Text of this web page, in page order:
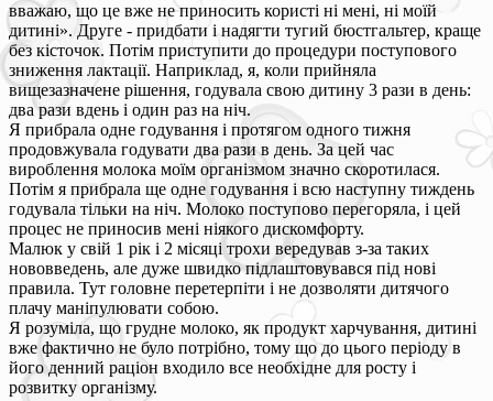
вважаю, що це вже не приносить користі ні мені, ні моїй
дитині». Друге - придбати і надягти тугий бюстгальтер, краще
без кісточок. Потім приступити до процедури поступового
зниження лактації. Наприклад, я, коли прийняла
вищезазначене рішення, годувала свою дитину 3 рази в день:
два рази вдень і один раз на ніч.
Я прибрала одне годування і протягом одного тижня
продовжувала годувати два рази в день. За цей час
вироблення молока моїм організмом значно скоротилася.
Потім я прибрала ще одне годування і всю наступну тиждень
годувала тільки на ніч. Молоко поступово перегоряла, і цей
процес не приносив мені ніякого дискомфорту.
Малюк у свій 1 рік і 2 місяці трохи вередував з-за таких
нововведень, але дуже швидко підлаштовувався під нові
правила. Тут головне перетерпіти і не дозволяти дитячого
плачу маніпулювати собою.
Я розуміла, що грудне молоко, як продукт харчування, дитині
вже фактично не було потрібно, тому що до цього періоду в
його денний раціон входило все необхідне для росту і
розвитку організму.